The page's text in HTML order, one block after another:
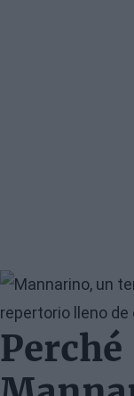
Image